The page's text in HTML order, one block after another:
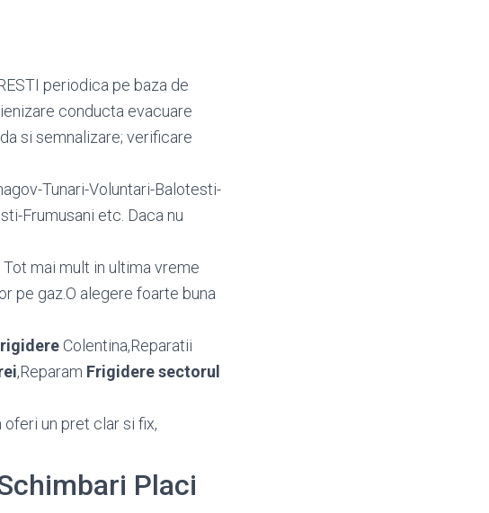
periodica pe baza de
conducta evacuare
si semnalizare; verificare
Tunari-Voluntari-Balotesti-
Frumusani etc. Daca nu
mai mult in ultima vreme
pe gaz.O alegere foarte buna
Colentina,Reparatii
,Reparam Frigidere sectorul
oferi un pret clar si fix,
Placi